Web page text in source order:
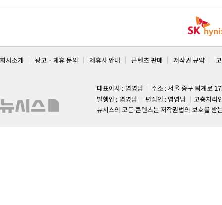
회사소개 광고 · 제휴 문의 제휴사 안내 콘텐츠 판매 저작권 규약
대표이사 : 염영남
주소 : 서울 중구 퇴계로
발행인 : 염영남
편집인 : 염영남
고충처리
뉴시스의 모든 콘텐츠는 저작권법의 보호를